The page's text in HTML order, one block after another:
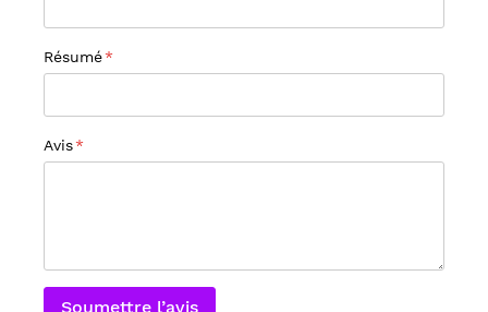
Résumé
Avis
Soumettre l’avis